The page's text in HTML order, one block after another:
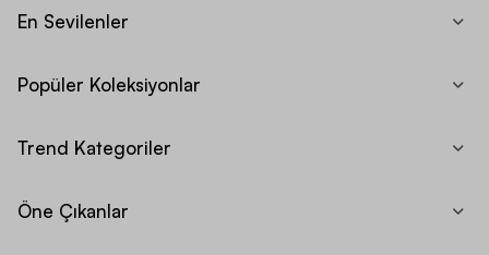
En Sevilenler
Popüler Koleksiyonlar
Trend Kategoriler
Öne Çıkanlar